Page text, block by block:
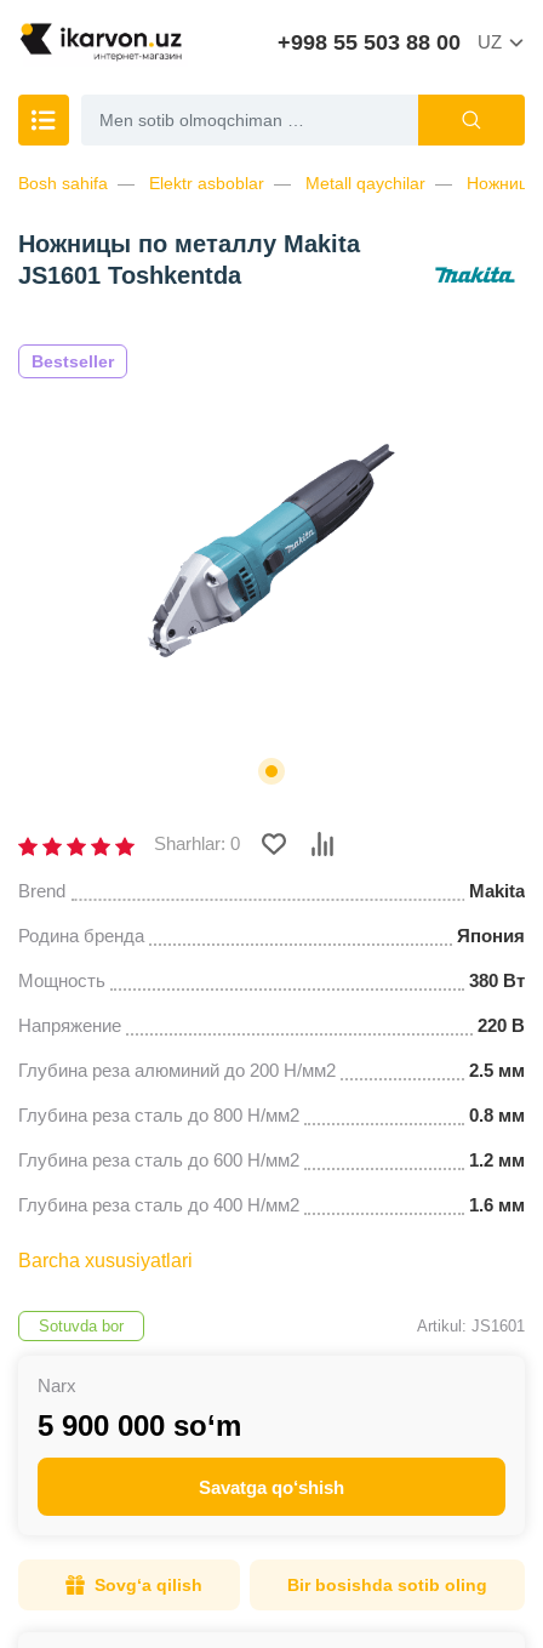
+998 55 503 88 00 UZ
Bosh sahifa Elektr asboblar Metall qaychilar Ножницы
Ножницы по металлу Makita
JS1601 Toshkentda
Bestseller
Sharhlar: 0
Brend Makita
Родина бренда Япония
Мощность 380 Вт
Напряжение 220 В
Глубина реза алюминий до 200 Н/мм2 2.5 мм
Глубина реза сталь до 800 Н/мм2 0.8 мм
Глубина реза сталь до 600 Н/мм2 1.2 мм
Глубина реза сталь до 400 Н/мм2 1.6 мм
Barcha xususiyatlari
Sotuvda bor Artikul: JS1601
Narx
5 900 000 so‘m
Savatga qo‘shish
Sovg‘a qilish Bir bosishda sotib oling